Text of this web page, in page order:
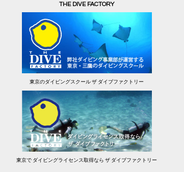
THE DIVE FACTORY
東京のダイビングスクール ザ ダイブファクトリー
東京で ダイビングライセンス取得なら ザ ダイブファクトリー